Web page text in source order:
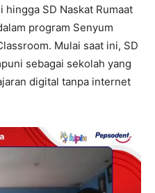
SD Naskat Rumaat
program Senyum
Mulai saat ini, SD
sebagai sekolah yang
digital tanpa internet